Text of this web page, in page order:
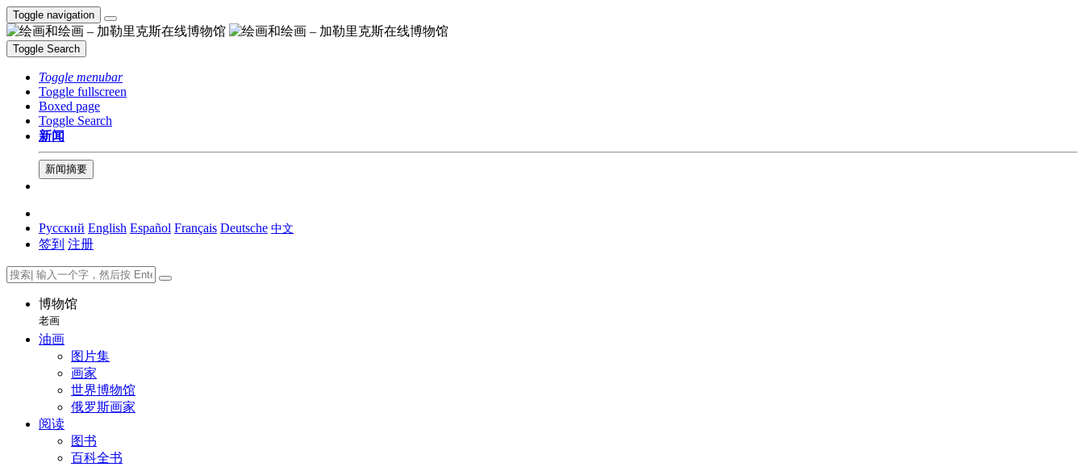
Toggle navigation
Toggle Search
Toggle menubar
Toggle fullscreen
Boxed page
Toggle Search
新闻
新闻摘要
Русский English Español Français Deutsche 中文
签到 注册
博物馆
老画
油画
图片集
画家
世界博物馆
俄罗斯画家
阅读
图书
百科全书